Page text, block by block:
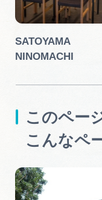
SATOYAMA
NINOMACHI
このペー
こんなペ